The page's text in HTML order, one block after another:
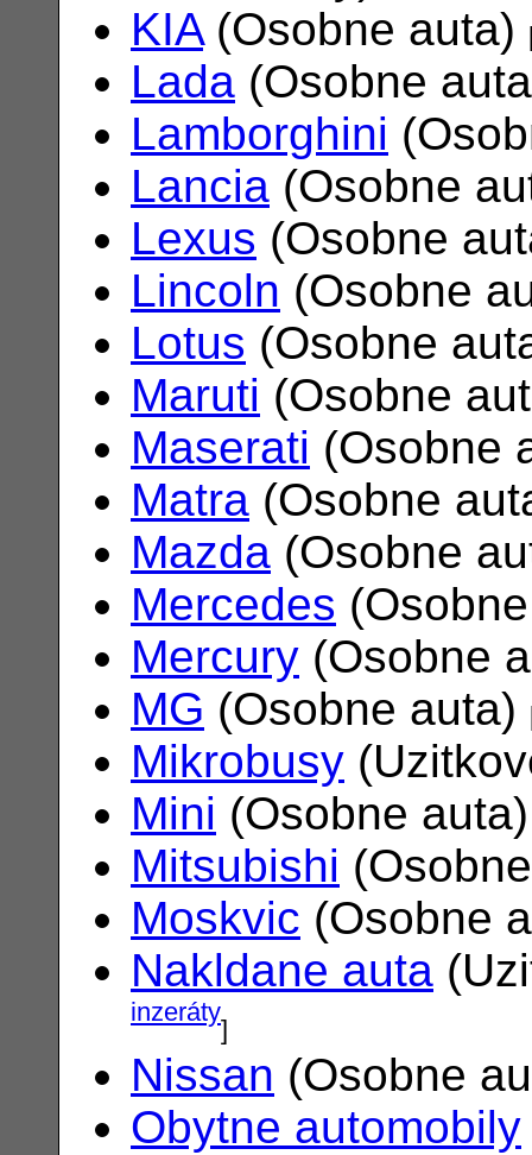
KIA(Osobne auta)
Lada (Osobne
Lamborghini
Lancia (Osobne
Lexus (Osobne
Lincoln (Osobne
Lotus (Osobne
Maruti (Osobne
Maserati (Osobne
Matra (Osobne
Mazda (Osobne
Mercedes
Mercury (Osobne
MG (Osobne auta)
Mikrobusy
Mini (Osobne
Mitsubishi
Moskvic (Osobne
Nakldane auta
inzeráty]
Nissan (Osobne
Obytne automobily